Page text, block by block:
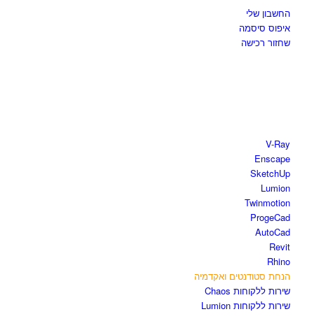
החשבון שלי
איפוס סיסמה
שחזור רכישה
V-Ray
Enscape
SketchUp
Lumion
Twinmotion
ProgeCad
AutoCad
Revit
Rhino
הנחת סטודנטים ואקדמיה
שירות ללקוחות Chaos
שירות ללקוחות Lumion